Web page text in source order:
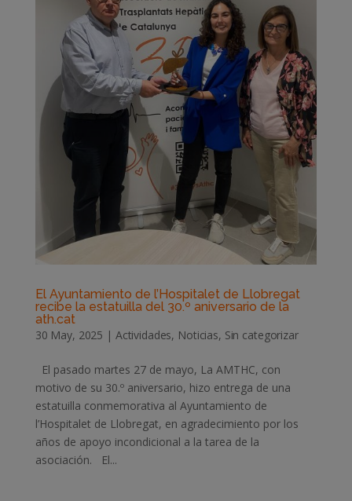
El Ayuntamiento de l’Hospitalet de Llobregat
recibe la estatuilla del 30.º aniversario de la
ath.cat
30 May, 2025 | Actividades, Noticias, Sin categorizar
El pasado martes 27 de mayo, La AMTHC, con
motivo de su 30.º aniversario, hizo entrega de una
estatuilla conmemorativa al Ayuntamiento de
l’Hospitalet de Llobregat, en agradecimiento por los
años de apoyo incondicional a la tarea de la
asociación. El...